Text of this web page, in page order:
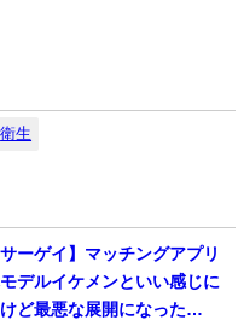
衛生
サーゲイ】マッチングアプリ
デルイケメンといい感じに
ど最悪な展開になった…